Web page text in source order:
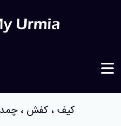
کیف ، کفش ،